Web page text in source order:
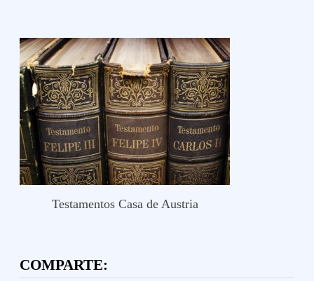
Testamentos Casa de Austria
COMPARTE: